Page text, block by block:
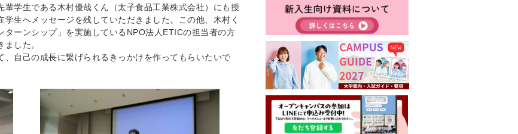
学生である木村優哉くん（太子食品工業株式会社）にも授
生へメッセージを残していただきました。この他、木村く
ターンシップ」を実施しているNPO法人ETICの担当者の方
した。
自己の成長に繋げられるきっかけを作ってもらいたいで